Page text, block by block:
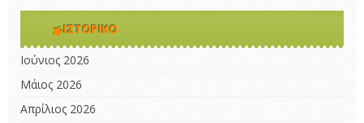
ΙΣΤΟΡΙΚΌ
Ιούνιος 2026
Μάιος 2026
Απρίλιος 2026